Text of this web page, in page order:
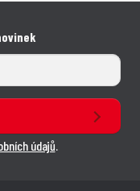
údajů.